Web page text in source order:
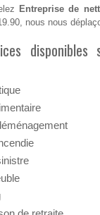
Entreprise de
nous nous
disponibles